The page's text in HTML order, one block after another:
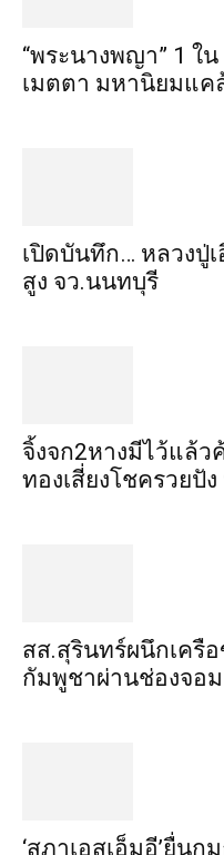
“พระ​นาง​พญา” 1 ใ
เมตตา​ มหา​นิยม​แ
เปิดบันทึก… หลวงปู่
สูง​ จว.นนทบุรี
จิ้งจก​2​หาง​มีไว้แล้ว​
ทอง​เสี่ยงโชค​รวยปัง​
สส.สุรินทร์ผนึกเครื
กัมพูชาผ่านช่องจอม
‘สภาเอสเอ็มอี’ยื่น